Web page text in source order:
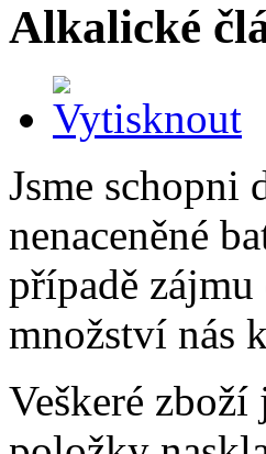
Alkalické
Jsme schopni
nenaceněné
případě
množství nás
Veškeré zboží